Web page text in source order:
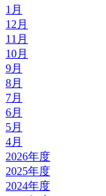
1月
12月
11月
10月
9月
8月
7月
6月
5月
4月
2026年度
2025年度
2024年度